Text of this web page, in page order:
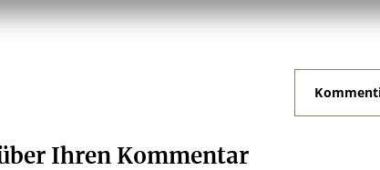
Ihren Kommentar